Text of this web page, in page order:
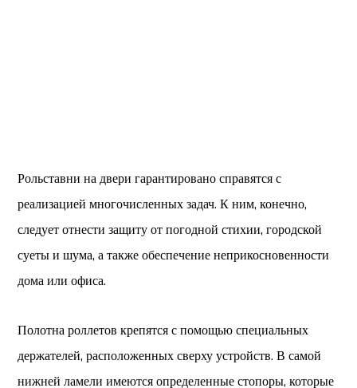
Рольставнина двери гарантировано справятся с
реализацией многочисленных задач. К ним, конечно,
следует отнести защиту от погодной стихии, городской
суеты и шума, а также обеспечение неприкосновенности
дома или офиса.
Полотна роллетов крепятся с помощью специальных
держателей, расположенных сверху устройств. В самой
нижней ламели имеются определенные стопоры, которые